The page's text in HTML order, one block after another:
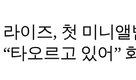
라이즈, 첫 미니앨
“타오르고 있어”